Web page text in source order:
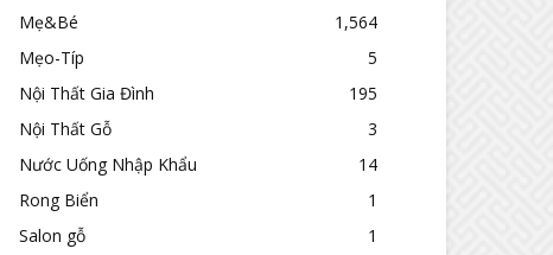
Mẹ&Bé
1,564
Mẹo-Típ
5
Nội Thất Gia Đình
195
Nội Thất Gỗ
3
Nước Uống Nhập Khẩu
14
Rong Biển
1
Salon gỗ
1